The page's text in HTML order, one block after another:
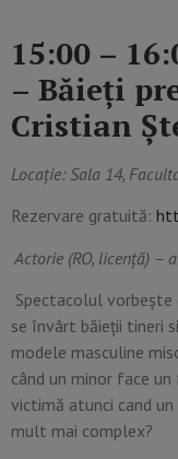
15:00 –
– Băieți
Cristian
Locație: Sala 14,
Rezervare gratuită:
Actorie (RO, licență) –
Spectacolul vorbește
se învârt băieții tineri
modele masculine
când un minor face un
victimă atunci cand
mult mai complex?